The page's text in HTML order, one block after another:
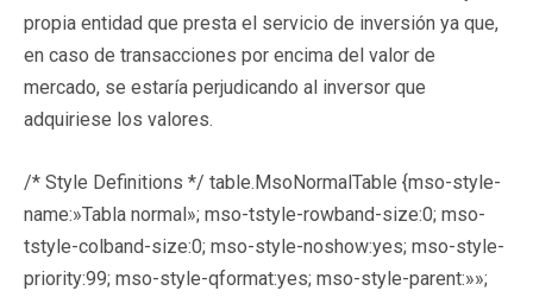
propia entidad que presta el servicio de inversión ya que,
en caso de transacciones por encima del valor de
mercado, se estaría perjudicando al inversor que
adquiriese los valores.
/* Style Definitions */ table.MsoNormalTable {mso-style-
name:»Tabla normal»; mso-tstyle-rowband-size:0; mso-
tstyle-colband-size:0; mso-style-noshow:yes; mso-style-
priority:99; mso-style-qformat:yes; mso-style-parent:»»;